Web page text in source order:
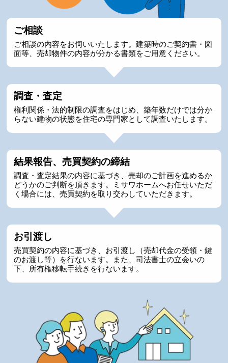
ご相談
ご相談の内容をお伺いいたします。建築時のご契約書・図
面等、売却物件の内容が分かる書類をご用意ください。
調査・査定
権利関係・法的制限の調査をはじめ、築年数だけでは分か
らない建物の状態を住宅の専門家として調査いたします。
結果報告、売買契約の締結
調査・査定結果の内容に基づき、売却のご計画を進めるか
どうかのご判断を頂きます。ミサワホームへお任せいただ
く場合には、売買契約を取り交わしていただきます。
お引渡し
売買契約の内容に基づき、お引渡し（売却代金の受領・鍵
のお渡し等）を行ないます。また、司法書士の立会いの
下、所有権移転手続きを行ないます。